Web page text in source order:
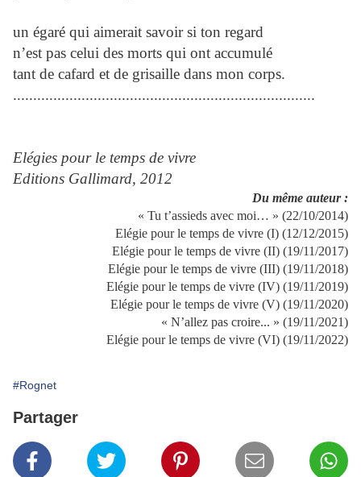
un égaré qui aimerait savoir si ton regard
n’est pas celui des morts qui ont accumulé
tant de cafard et de grisaille dans mon corps.
...........................................................................
Elégies pour le temps de vivre
Editions Gallimard, 2012
Du même auteur :
« Tu t’assieds avec moi… » (22/10/2014)
Elégie pour le temps de vivre (I) (12/12/2015)
Elégie pour le temps de vivre (II) (19/11/2017)
Elégie pour le temps de vivre (III) (19/11/2018)
Elégie pour le temps de vivre (IV) (19/11/2019)
Elégie pour le temps de vivre (V) (19/11/2020)
« N’allez pas croire... » (19/11/2021)
Elégie pour le temps de vivre (VI) (19/11/2022)
#Rognet
Partager